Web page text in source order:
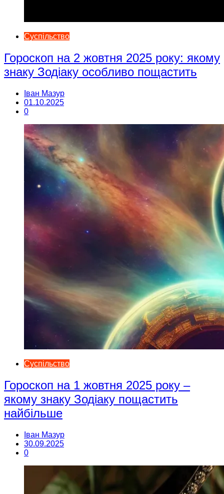
Суспільство
Гороскоп на 2 жовтня 2025 року: якому
знаку Зодіаку особливо пощастить
Іван Мазур
01.10.2025
0
Суспільство
Гороскоп на 1 жовтня 2025 року –
якому знаку Зодіаку пощастить
найбільше
Іван Мазур
30.09.2025
0